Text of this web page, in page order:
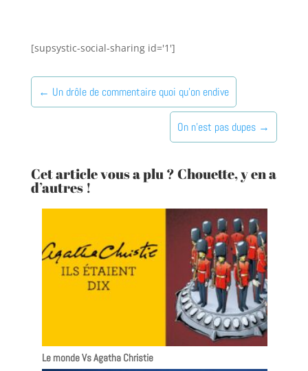
[supsystic-social-sharing id='1']
← Un drôle de commentaire quoi qu'on endive
On n’est pas dupes →
Cet article vous a plu ? Chouette, y en a
d’autres !
Le monde Vs Agatha Christie